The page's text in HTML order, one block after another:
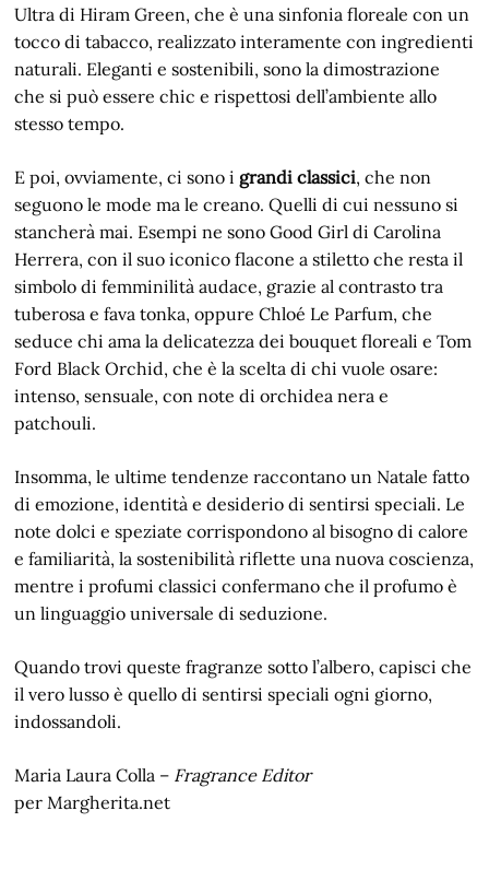
Ultra di Hiram Green, che è una sinfonia floreale con un
tocco di tabacco, realizzato interamente con ingredienti
naturali. Eleganti e sostenibili, sono la dimostrazione
che si può essere chic e rispettosi dell’ambiente allo
stesso tempo.
E poi, ovviamente, ci sono i grandi classici, che non
seguono le mode ma le creano. Quelli di cui nessuno si
stancherà mai. Esempi ne sono Good Girl di Carolina
Herrera, con il suo iconico flacone a stiletto che resta il
simbolo di femminilità audace, grazie al contrasto tra
tuberosa e fava tonka, oppure Chloé Le Parfum, che
seduce chi ama la delicatezza dei bouquet floreali e Tom
Ford Black Orchid, che è la scelta di chi vuole osare:
intenso, sensuale, con note di orchidea nera e
patchouli.
Insomma, le ultime tendenze raccontano un Natale fatto
di emozione, identità e desiderio di sentirsi speciali. Le
note dolci e speziate corrispondono al bisogno di calore
e familiarità, la sostenibilità riflette una nuova coscienza,
mentre i profumi classici confermano che il profumo è
un linguaggio universale di seduzione.
Quando trovi queste fragranze sotto l’albero, capisci che
il vero lusso è quello di sentirsi speciali ogni giorno,
indossandoli.
Maria Laura Colla – Fragrance Editor
per Margherita.net